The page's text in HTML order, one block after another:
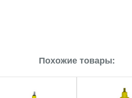
Похожие товары: